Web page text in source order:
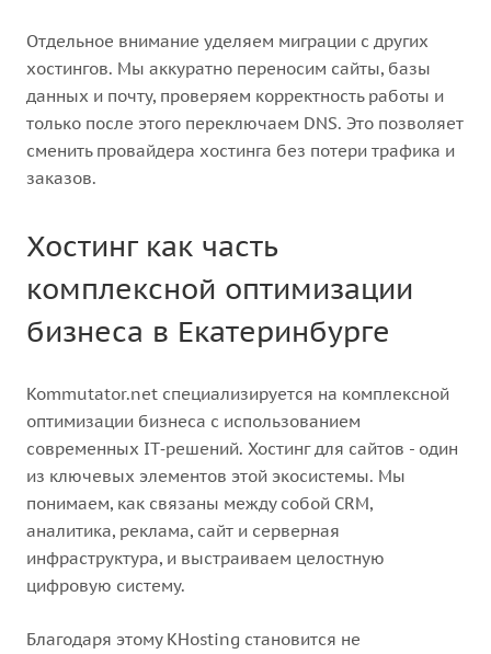
Отдельное внимание уделяем миграции с других
хостингов. Мы аккуратно переносим сайты, базы
данных и почту, проверяем корректность работы и
только после этого переключаем DNS. Это позволяет
сменить провайдера хостинга без потери трафика и
заказов.
Хостинг как часть
комплексной оптимизации
бизнеса в Екатеринбурге
Kommutator.net специализируется на комплексной
оптимизации бизнеса с использованием
современных IT‑решений. Хостинг для сайтов - один
из ключевых элементов этой экосистемы. Мы
понимаем, как связаны между собой CRM,
аналитика, реклама, сайт и серверная
инфраструктура, и выстраиваем целостную
цифровую систему.
Благодаря этому KHosting становится не